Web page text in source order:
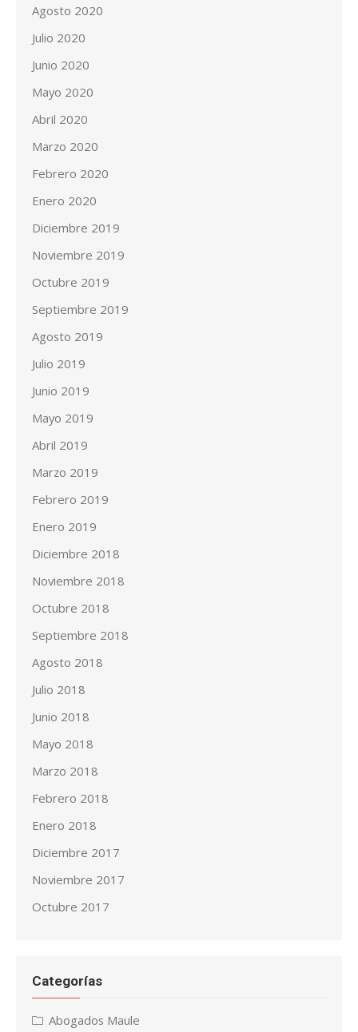
Agosto 2020
Julio 2020
Junio 2020
Mayo 2020
Abril 2020
Marzo 2020
Febrero 2020
Enero 2020
Diciembre 2019
Noviembre 2019
Octubre 2019
Septiembre 2019
Agosto 2019
Julio 2019
Junio 2019
Mayo 2019
Abril 2019
Marzo 2019
Febrero 2019
Enero 2019
Diciembre 2018
Noviembre 2018
Octubre 2018
Septiembre 2018
Agosto 2018
Julio 2018
Junio 2018
Mayo 2018
Marzo 2018
Febrero 2018
Enero 2018
Diciembre 2017
Noviembre 2017
Octubre 2017
Categorías
Abogados Maule